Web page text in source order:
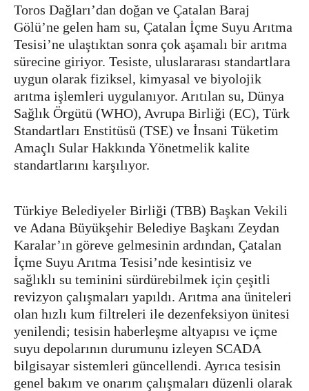
Toros Dağları’dan doğan ve Çatalan Baraj
Gölü’ne gelen ham su, Çatalan İçme Suyu Arıtma
Tesisi’ne ulaştıktan sonra çok aşamalı bir arıtma
sürecine giriyor. Tesiste, uluslararası standartlara
uygun olarak fiziksel, kimyasal ve biyolojik
arıtma işlemleri uygulanıyor. Arıtılan su, Dünya
Sağlık Örgütü (WHO), Avrupa Birliği (EC), Türk
Standartları Enstitüsü (TSE) ve İnsani Tüketim
Amaçlı Sular Hakkında Yönetmelik kalite
standartlarını karşılıyor.
Türkiye Belediyeler Birliği (TBB) Başkan Vekili
ve Adana Büyükşehir Belediye Başkanı Zeydan
Karalar’ın göreve gelmesinin ardından, Çatalan
İçme Suyu Arıtma Tesisi’nde kesintisiz ve
sağlıklı su teminini sürdürebilmek için çeşitli
revizyon çalışmaları yapıldı. Arıtma ana üniteleri
olan hızlı kum filtreleri ile dezenfeksiyon ünitesi
yenilendi; tesisin haberleşme altyapısı ve içme
suyu depolarının durumunu izleyen SCADA
bilgisayar sistemleri güncellendi. Ayrıca tesisin
genel bakım ve onarım çalışmaları düzenli olarak